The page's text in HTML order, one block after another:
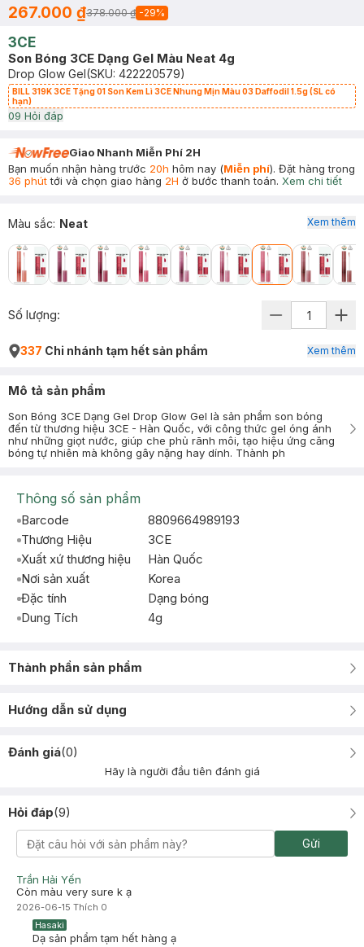
267.000 ₫378.000 ₫ -29%
3CE
Son Bóng 3CE Dạng Gel Màu Neat 4g
Drop Glow Gel(SKU: 422220579)
BILL 319K 3CE Tặng 01 Son Kem Lì 3CE Nhung Mịn Màu 03 Daffodil 1.5g (SL có
hạn)
09 Hỏi đáp
Giao Nhanh Miễn Phí 2H
Bạn muốn nhận hàng trước 20h hôm nay (Miễn phí). Đặt hàng trong
36 phúttới và chọn giao hàng 2H ở bước thanh toán. Xem chi tiết
Màu sắc: Neat Xem thêm
Số lượng:
337 Chi nhánh tạm hết sản phẩm Xem thêm
Mô tả sản phẩm
Son Bóng 3CE Dạng Gel Drop Glow Gel là sản phẩm son bóng
đến từ thương hiệu 3CE - Hàn Quốc, với công thức gel óng ánh
như những giọt nước, giúp che phủ rãnh môi, tạo hiệu ứng căng
bóng tự nhiên mà không gây nặng hay dính. Thành ph
Thông số sản phẩm
Barcode
8809664989193
Thương Hiệu
3CE
Xuất xứ thương hiệu
Hàn Quốc
Nơi sản xuất
Korea
Đặc tính
Dạng bóng
Dung Tích
4g
Thành phần sản phẩm
Hướng dẫn sử dụng
Đánh giá(0)
Hãy là người đầu tiên đánh giá
Hỏi đáp(9)
Gửi
Trần Hải Yến
Còn màu very sure k ạ
2026-06-15 Thích 0
Hasaki
Dạ sản phẩm tạm hết hàng ạ